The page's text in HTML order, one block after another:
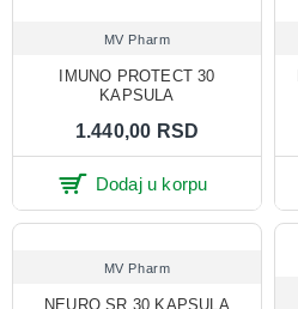
MV Pharm
IMUNO PROTECT 30
KAPSULA
1.440,00 RSD
Dodaj u korpu
MV Pharm
NEURO SR 30 KAPSULA